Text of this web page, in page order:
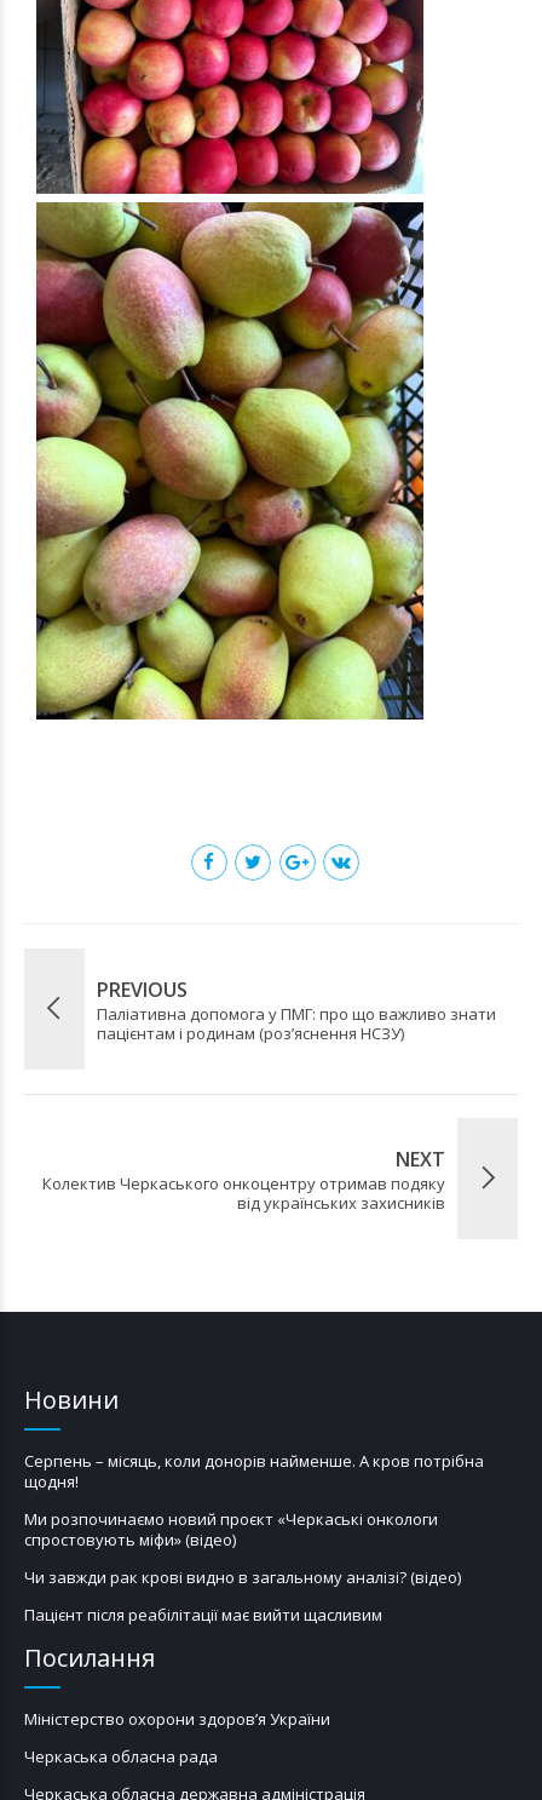
PREVIOUS
Паліативна допомога у ПМГ: про що важливо знати
пацієнтам і родинам (розʼяснення НСЗУ)
NEXT
Колектив Черкаського онкоцентру отримав подяку
від українських захисників
Новини
Серпень – місяць, коли донорів найменше. А кров потрібна
щодня!
Ми розпочинаємо новий проєкт «Черкаські онкологи
спростовують міфи» (відео)
Чи завжди рак крові видно в загальному аналізі? (відео)
Пацієнт після реабілітації має вийти щасливим
Посилання
Міністерство охорони здоров’я України
Черкаська обласна рада
Черкаська обласна державна адміністрація